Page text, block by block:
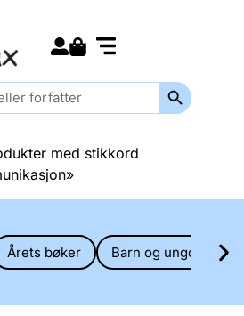
Search
med stikkord
Årets bøker Barn og ungdom